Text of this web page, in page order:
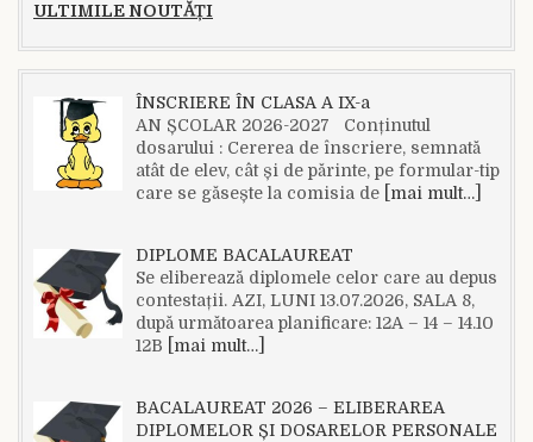
ULTIMILE NOUTĂȚI
ÎNSCRIERE ÎN CLASA A IX-a
AN ȘCOLAR 2026-2027 Conținutul
dosarului : Cererea de înscriere, semnată
atât de elev, cât și de părinte, pe formular-tip
care se găsește la comisia de
[mai mult…]
DIPLOME BACALAUREAT
Se eliberează diplomele celor care au depus
contestații. AZI, LUNI 13.07.2026, SALA 8,
după următoarea planificare: 12A – 14 – 14.10
12B
[mai mult…]
BACALAUREAT 2026 – ELIBERAREA
DIPLOMELOR ȘI DOSARELOR PERSONALE